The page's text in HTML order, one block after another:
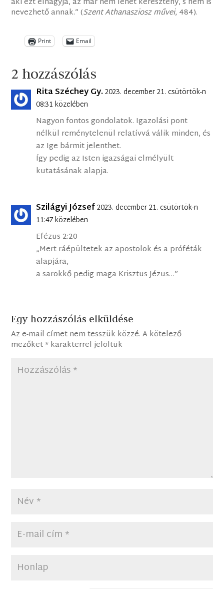
nevezhető annak.” (Szent Athanasziosz művei, 484).
Print Email
2 hozzászólás
Rita Széchey Gy.2023. december 21. csütörtök-n
08:31 közelében
Nagyon fontos gondolatok. Igazolási pont
nélkül reménytelenül relatívvá válik minden, és
az Ige bármit jelenthet.
Így pedig az Isten igazságai elmélyült
kutatásának alapja.
Szilágyi József2023. december 21. csütörtök-n
11:47 közelében
Efézus 2:20
„Mert ráépültetek az apostolok és a próféták
alapjára,
a sarokkő pedig maga Krisztus Jézus…”
Egy hozzászólás elküldése
Az e-mail címet nem tesszük közzé. A kötelező
mezőket*karakterrel jelöltük